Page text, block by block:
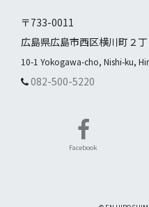
〒733-0011
広島県広島市西区横川町２
10-1 Yokogawa-cho, Nishi-ku,
082-500-5220
Facebook